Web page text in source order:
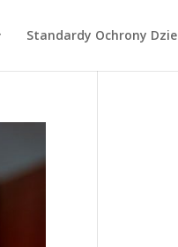
Standardy Ochrony